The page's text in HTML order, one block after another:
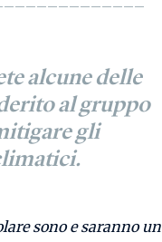
alcune delle
al gruppo
gli
sono e saranno